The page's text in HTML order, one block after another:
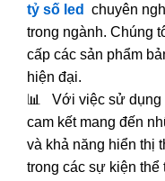
tỷ số led
chuyên
trong ngành. Chúng
cấp các sản phẩm
hiện đại.
📊 Với việc sử dụng
cam kết mang đến
và khả năng hiển thị
trong các sự kiện thể